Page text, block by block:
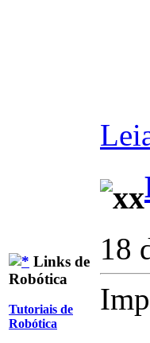
Links de
Robótica
Tutoriais de
Robótica
18